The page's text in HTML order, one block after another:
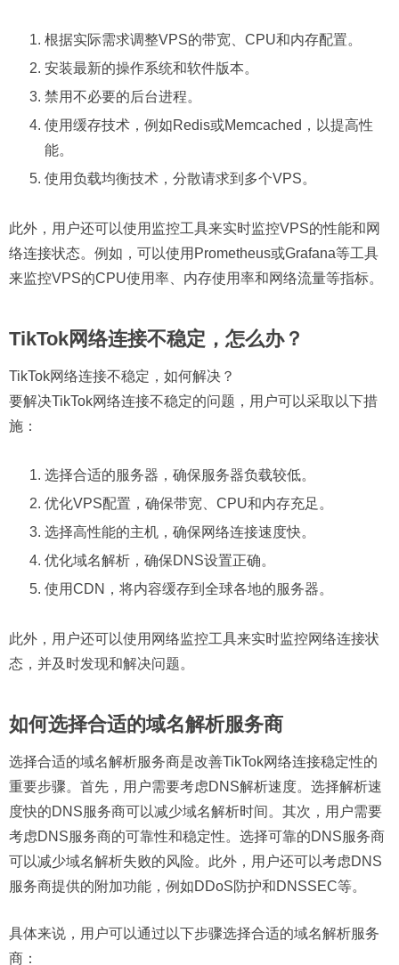
根据实际需求调整VPS的带宽、CPU和内存配置。
安装最新的操作系统和软件版本。
禁用不必要的后台进程。
使用缓存技术，例如Redis或Memcached，以提高性
能。
使用负载均衡技术，分散请求到多个VPS。
此外，用户还可以使用监控工具来实时监控VPS的性能和网
络连接状态。例如，可以使用Prometheus或Grafana等工具
来监控VPS的CPU使用率、内存使用率和网络流量等指标。
TikTok网络连接不稳定，怎么办？
TikTok网络连接不稳定，如何解决？
要解决TikTok网络连接不稳定的问题，用户可以采取以下措
施：
选择合适的服务器，确保服务器负载较低。
优化VPS配置，确保带宽、CPU和内存充足。
选择高性能的主机，确保网络连接速度快。
优化域名解析，确保DNS设置正确。
使用CDN，将内容缓存到全球各地的服务器。
此外，用户还可以使用网络监控工具来实时监控网络连接状
态，并及时发现和解决问题。
如何选择合适的域名解析服务商
选择合适的域名解析服务商是改善TikTok网络连接稳定性的
重要步骤。首先，用户需要考虑DNS解析速度。选择解析速
度快的DNS服务商可以减少域名解析时间。其次，用户需要
考虑DNS服务商的可靠性和稳定性。选择可靠的DNS服务商
可以减少域名解析失败的风险。此外，用户还可以考虑DNS
服务商提供的附加功能，例如DDoS防护和DNSSEC等。
具体来说，用户可以通过以下步骤选择合适的域名解析服务
商：